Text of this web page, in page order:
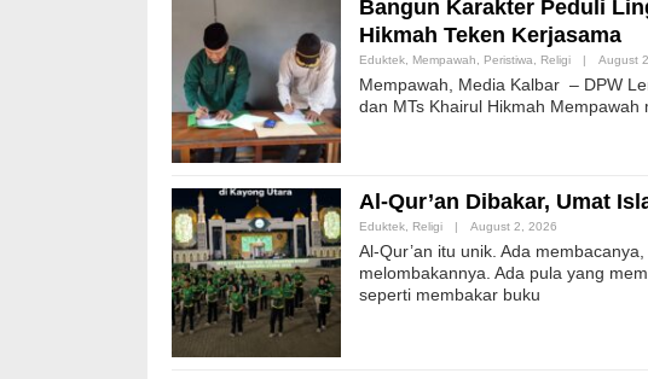
Bangun Karakter Peduli
Hikmah Teken Kerjasama
Eduktek Mempawah Peristiwa Religi | August
Mempawah, Media Kalbar – DPW
dan MTs Khairul Hikmah
Al-Qur’an Dibakar, Umat
Eduktek Religi | August 2, 2026
Al-Qur’an itu unik. Ada
melombakannya. Ada pula yang
seperti membakar buku